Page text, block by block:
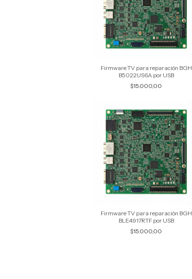
Firmware TV para reparación BGH
B5022US6A por USB
$15.000,00
Firmware TV para reparación BGH
BLE4917RTF por USB
$15.000,00